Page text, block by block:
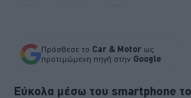
Πρόσθεσε το Car & Motor ως
προτιμώμενη πηγή στην Google
Εύκολα μέσω του smartphone